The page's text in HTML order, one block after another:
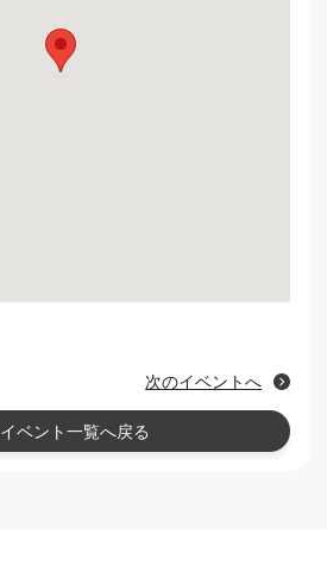
次のイベントへ
イベント一覧へ戻る